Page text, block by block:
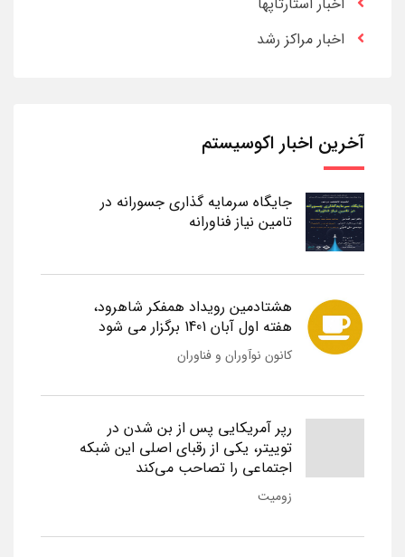
اخبار مراکز رشد
آخرین اخبار اکوسیستم
جایگاه سرمایه گذاری جسورانه در
تامین نیاز فناورانه
هشتادمین رویداد همفکر شاهرود،
هفته اول آبان 1401 برگزار می شود
کانون نوآوران و فناوران
رپر آمریکایی پس از بن شدن در
توییتر، یکی از رقبای اصلی این شبکه
اجتماعی را تصاحب می‌کند
زومیت